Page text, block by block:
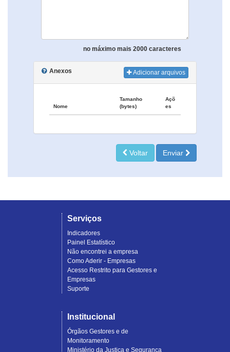
no máximo mais 2000 caracteres
Anexos Adicionar arquivos
Nome
Tamanho
(bytes)
Açõ
es
Voltar Enviar
Serviços
Indicadores
Painel Estatístico
Não encontrei a empresa
Como Aderir - Empresas
Acesso Restrito para Gestores e
Empresas
Suporte
Institucional
Órgãos Gestores e de
Monitoramento
Ministério da Justiça e Segurança